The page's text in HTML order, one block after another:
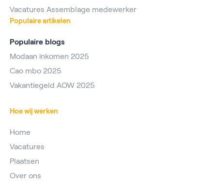
Vacatures Assemblage medewerker
Populaire artikelen
Populaire blogs
Modaan inkomen 2025
Cao mbo 2025
Vakantiegeld AOW 2025
Hoe wij werken
Home
Vacatures
Plaatsen
Over ons